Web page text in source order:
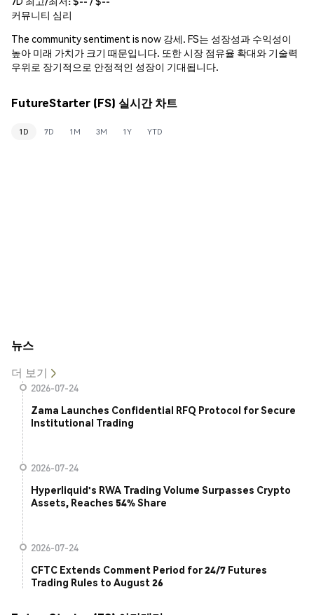
커뮤니티 심리
The community sentiment is now 강세. FS는 성장성과 수익성이
높아 미래 가치가 크기 때문입니다. 또한 시장 점유율 확대와 기술력
우위로 장기적으로 안정적인 성장이 기대됩니다.
FutureStarter (FS) 실시간 차트
1D 7D 1M 3M 1Y YTD
뉴스
더 보기
2026-07-24
Zama Launches Confidential RFQ Protocol for Secure
Institutional Trading
2026-07-24
Hyperliquid's RWA Trading Volume Surpasses Crypto
Assets, Reaches 54% Share
2026-07-24
CFTC Extends Comment Period for 24/7 Futures
Trading Rules to August 26